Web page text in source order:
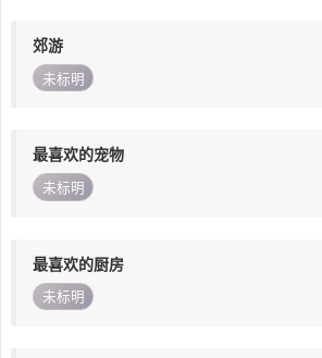
郊游
未标明
最喜欢的宠物
未标明
最喜欢的厨房
未标明